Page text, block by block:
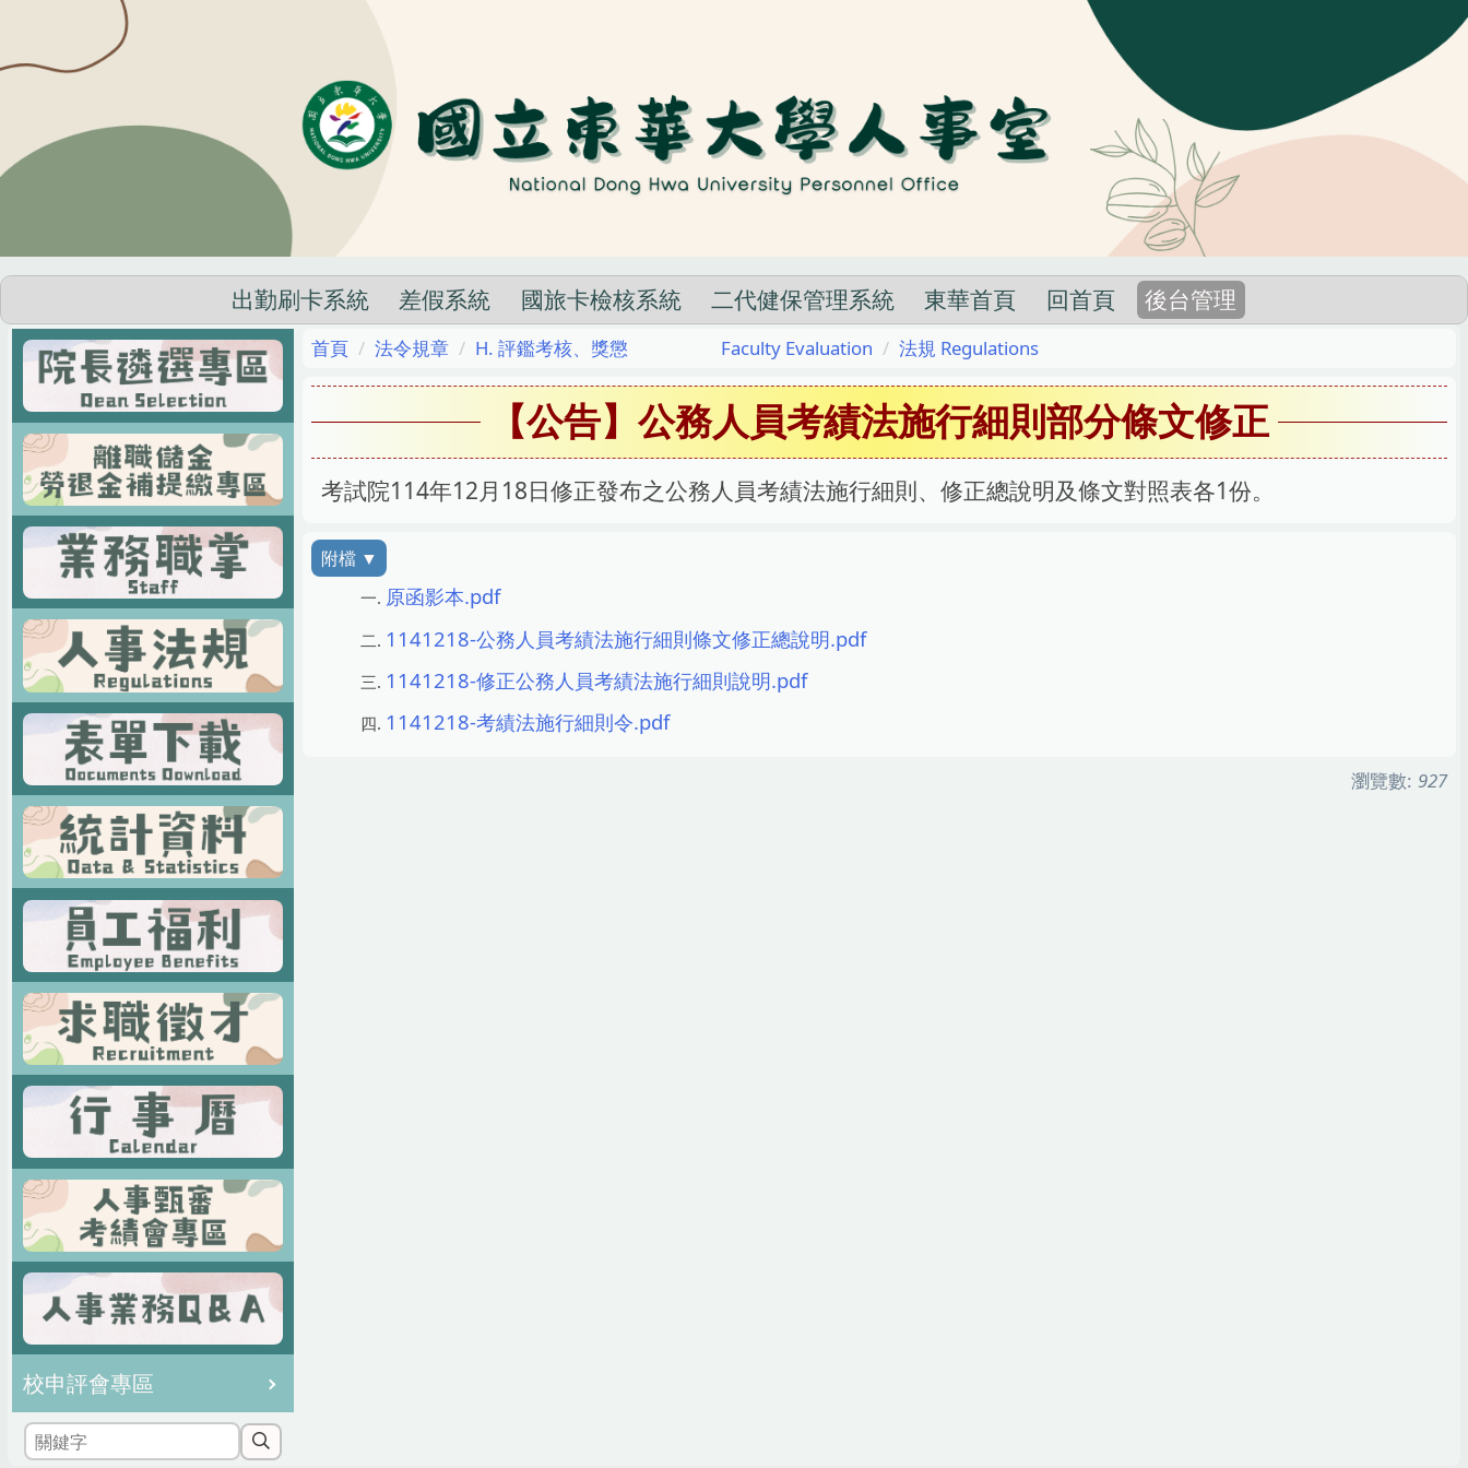
容
出勤刷卡系統 差假系統 國旅卡檢核系統 二代健保管理系統 東華首頁 回首頁 後台管理
校申評會專區
首頁 法令規章 H. 評鑑考核、獎懲 Faculty Evaluation 法規 Regulations
【公告】公務人員考績法施行細則部分條文修正
考試院114年12月18日修正發布之公務人員考績法施行細則、修正總說明及條文對照表各1份。
原函影本.pdf
1141218-公務人員考績法施行細則條文修正總說明.pdf
1141218-修正公務人員考績法施行細則說明.pdf
1141218-考績法施行細則令.pdf
瀏覽數: 927